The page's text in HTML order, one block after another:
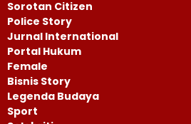
Sorotan Citizen
Police Story
Jurnal International
Portal Hukum
Female
Bisnis Story
Legenda Budaya
Sport